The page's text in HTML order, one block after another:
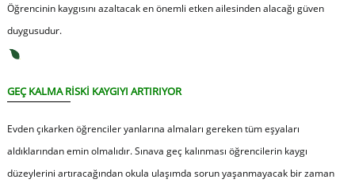
Öğrencinin kaygısını azaltacak en önemli etken ailesinden alacağı güven
duygusudur.
GEÇ KALMA RİSKİ KAYGIYI ARTIRIYOR
Evden çıkarken öğrenciler yanlarına almaları gereken tüm eşyaları
aldıklarından emin olmalıdır. Sınava geç kalınması öğrencilerin kaygı
düzeylerini artıracağından okula ulaşımda sorun yaşanmayacak bir zaman